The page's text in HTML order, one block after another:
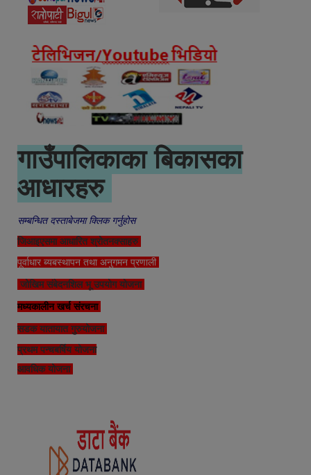
गाउँपालिकाका बिकासका
आधारहरु
सम्बन्धित दस्ताबेजमा क्लिक गर्नुहोस
जिआइएसमा आधारित श्रोतनक्साहरु
पूर्वाधार ब्यबस्थापन तथा अनुगमन प्रणाली
जोखिम संबेदनशिल भू उपयोग योजना
मध्यकालीन खर्च संरचना
सडक यातायात गुरुयोजना
प्रथम पन्चबर्षिय योजना
आवधिक योजना